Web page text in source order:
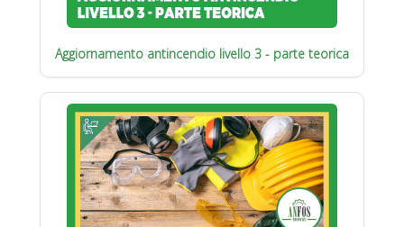
Aggiornamento antincendio livello 3 - parte teorica